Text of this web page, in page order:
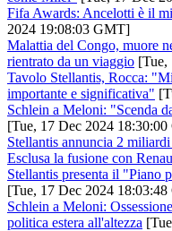
Fifa Awards: Ancelotti è il
2024 19:08:03 GMT]
Malattia del Congo, muore
rientrato da un viaggio [Tue,
Tavolo Stellantis, Rocca:
importante e significativa"
Schlein a Meloni: "Scenda
[Tue, 17 Dec 2024
Stellantis annuncia 2
Esclusa la fusione con
Stellantis presenta il "Piano
[Tue, 17 Dec 2024
Schlein a Meloni:
politica estera all'altezza